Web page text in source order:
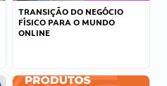
TRANSIÇÃO DO NEGÓCIO
FÍSICO PARA O MUNDO
ONLINE